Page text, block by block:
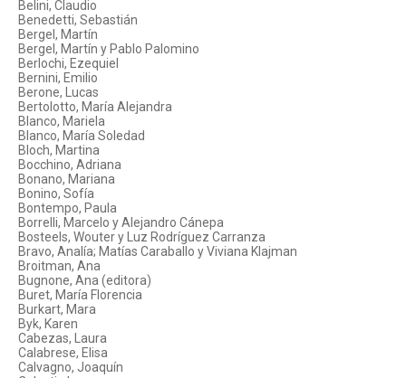
Belini, Claudio
Benedetti, Sebastián
Bergel, Martín
Bergel, Martín y Pablo Palomino
Berlochi, Ezequiel
Bernini, Emilio
Berone, Lucas
Bertolotto, María Alejandra
Blanco, Mariela
Blanco, María Soledad
Bloch, Martina
Bocchino, Adriana
Bonano, Mariana
Bonino, Sofía
Bontempo, Paula
Borrelli, Marcelo y Alejandro Cánepa
Bosteels, Wouter y Luz Rodríguez Carranza
Bravo, Analía; Matías Caraballo y Viviana Klajman
Broitman, Ana
Bugnone, Ana (editora)
Buret, María Florencia
Burkart, Mara
Byk, Karen
Cabezas, Laura
Calabrese, Elisa
Calvagno, Joaquín